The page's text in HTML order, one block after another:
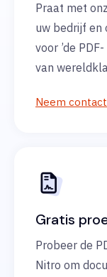
Praat met
uw bedrijf en
voor ’de
van
Neem
Gratis
Probeer de
Nitro om